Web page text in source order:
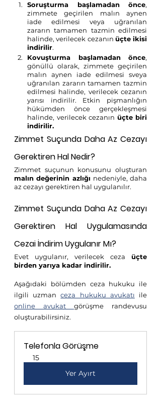
Soruşturma başlamadan önce,
zimmete geçirilen malın aynen
iade edilmesi veya uğranılan
zararın tamamen tazmin edilmesi
halinde, verilecek cezanın üçte ikisi
indirilir.
Kovuşturma başlamadan önce,
gönüllü olarak, zimmete geçirilen
malın aynen iade edilmesi sveya
uğranılan zararın tamamen tazmin
edilmesi halinde, verilecek cezanın
yarısı indirilir. Etkin pişmanlığın
hükümden önce gerçekleşmesi
halinde, verilecek cezanın üçte biri
indirilir.
Zimmet Suçunda Daha Az Cezayı
Gerektiren Hal Nedir?
malın değerinin azlığı nedeniyle, daha
az cezayı gerektiren hal uygulanılır.
Zimmet Suçunda Daha Az Cezayı
Gerektiren Hal Uygulamasında
Cezai İndirim Uygulanır Mı?
Evet uygulanır, verilecek ceza üçte
birden yarıya kadar indirilir.
Aşağıdaki bölümden ceza hukuku ile
ilgili uzman ceza hukuku avukatı
online avukat görüşme randevusu
oluşturabilirsiniz.
Telefonla Görüşme
15
Yer Ayırt